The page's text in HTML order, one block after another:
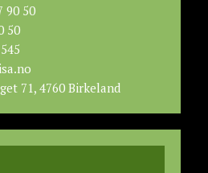
90 50
50
71, 4760 Birkeland